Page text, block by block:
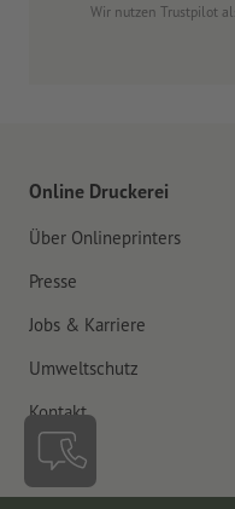
Wir nutzen Trustpilot
Online Druckerei
Über Onlineprinters
Presse
Jobs & Karriere
Umweltschutz
Kontakt